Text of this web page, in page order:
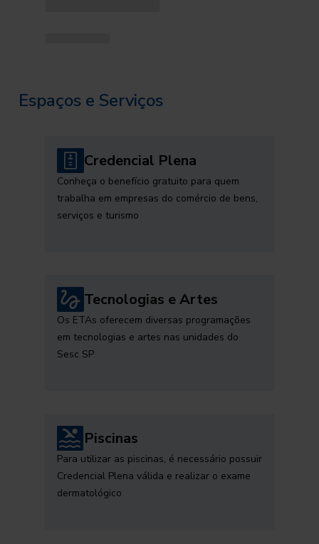
Espaços e Serviços
Credencial Plena
Conheça o benefício gratuito para quem
trabalha em empresas do comércio de bens,
serviços e turismo
Tecnologias e Artes
Os ETAs oferecem diversas programações
em tecnologias e artes nas unidades do
Sesc SP
Piscinas
Para utilizar as piscinas, é necessário possuir
Credencial Plena válida e realizar o exame
dermatológico